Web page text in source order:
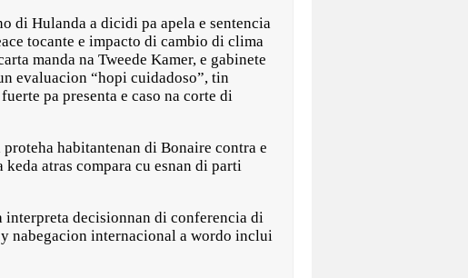
di Hulanda a dicidi pa apela e sentencia
tocante e impacto di cambio di clima
manda na Tweede Kamer, e gabinete
evaluacion “hopi cuidadoso”, tin
pa presenta e caso na corte di
habitantenan di Bonaire contra e
atras compara cu esnan di parti
interpreta decisionnan di conferencia di
nabegacion internacional a wordo inclui